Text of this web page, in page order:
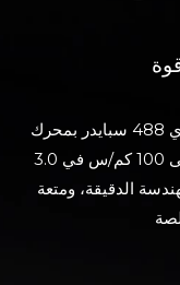
تتميز سيارة فيراري 488 سبايدر بمحرك V8 مزدوج التوربو سعة
3.9 لتر بقوة 661 حصاناً، وتنطلق من 0 إلى 100 كم/س في 3.0
الدقيقة، ومتعة